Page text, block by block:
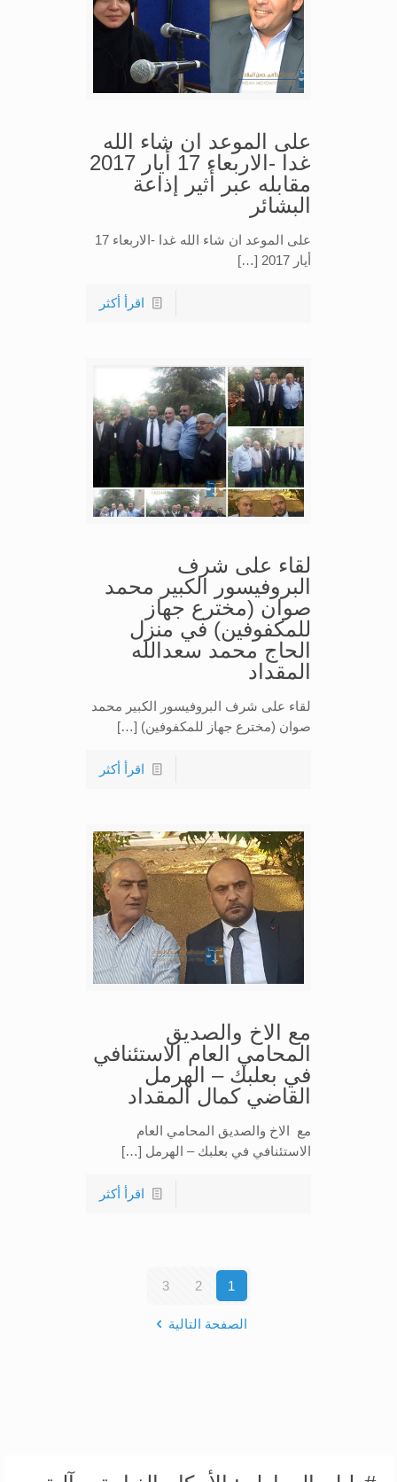
على الموعد ان شاء الله
غدا -الاربعاء 17 أيار 2017
مقابله عبر أثير إذاعة
البشائر
على الموعد ان شاء الله غدا -الاربعاء 17
أيار 2017 […]
اقرأ أكثر
لقاء على شرف
البروفيسور الكبير محمد
صوان (مخترع جهاز
للمكفوفين) في منزل
الحاج محمد سعدالله
المقداد
لقاء على شرف البروفيسور الكبير محمد
صوان (مخترع جهاز للمكفوفين) […]
اقرأ أكثر
مع الاخ والصديق
المحامي العام الاستئنافي
في بعلبك – الهرمل
القاضي كمال المقداد
مع الاخ والصديق المحامي العام
الاستئنافي في بعلبك – الهرمل […]
اقرأ أكثر
1
2
3
الصفحة التالية